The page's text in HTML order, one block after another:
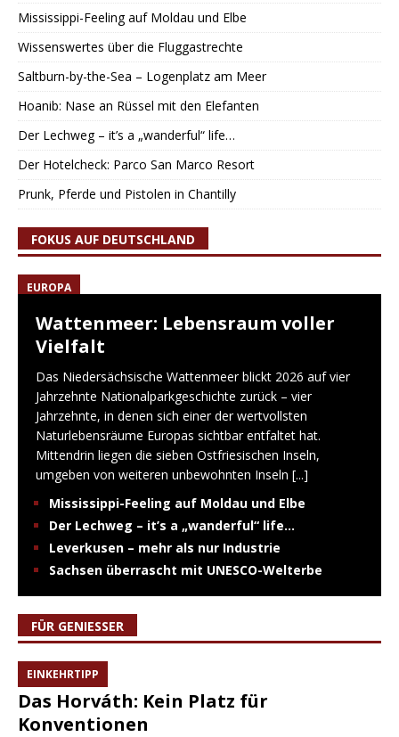
Mississippi-Feeling auf Moldau und Elbe
Wissenswertes über die Fluggastrechte
Saltburn-by-the-Sea – Logenplatz am Meer
Hoanib: Nase an Rüssel mit den Elefanten
Der Lechweg – it’s a „wanderful“ life…
Der Hotelcheck: Parco San Marco Resort
Prunk, Pferde und Pistolen in Chantilly
FOKUS AUF DEUTSCHLAND
EUROPA
Wattenmeer: Lebensraum voller
Vielfalt
Das Niedersächsische Wattenmeer blickt 2026 auf vier
Jahrzehnte Nationalparkgeschichte zurück – vier
Jahrzehnte, in denen sich einer der wertvollsten
Naturlebensräume Europas sichtbar entfaltet hat.
Mittendrin liegen die sieben Ostfriesischen Inseln,
umgeben von weiteren unbewohnten Inseln [...]
Mississippi-Feeling auf Moldau und Elbe
Der Lechweg – it’s a „wanderful“ life…
Leverkusen – mehr als nur Industrie
Sachsen überrascht mit UNESCO-Welterbe
FÜR GENIESSER
EINKEHRTIPP
Das Horváth: Kein Platz für
Konventionen